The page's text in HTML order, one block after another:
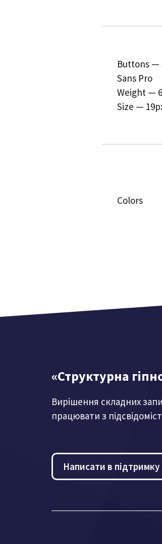
Buttons —
Sans Pro
Weight —
Size —
Colors
«Структурна
Вирішення складних
працювати з
Написати в підтримку